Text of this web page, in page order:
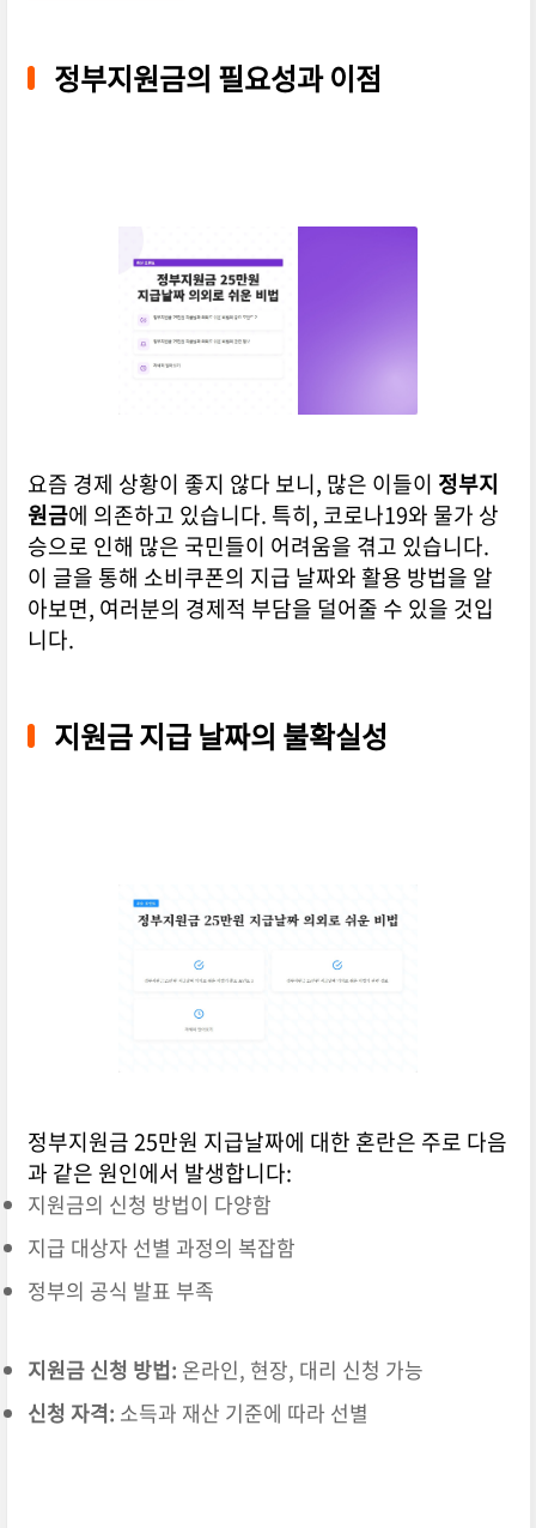
정부지원금의 필요성과 이점
요즘 경제 상황이 좋지 않다 보니, 많은 이들이 정부지
원금에 의존하고 있습니다. 특히, 코로나19와 물가 상
승으로 인해 많은 국민들이 어려움을 겪고 있습니다.
이 글을 통해 소비쿠폰의 지급 날짜와 활용 방법을 알
아보면, 여러분의 경제적 부담을 덜어줄 수 있을 것입
니다.
지원금 지급 날짜의 불확실성
정부지원금 25만원 지급날짜에 대한 혼란은 주로 다음
과 같은 원인에서 발생합니다:
지원금의 신청 방법이 다양함
지급 대상자 선별 과정의 복잡함
정부의 공식 발표 부족
지원금 신청 방법: 온라인, 현장, 대리 신청 가능
신청 자격: 소득과 재산 기준에 따라 선별